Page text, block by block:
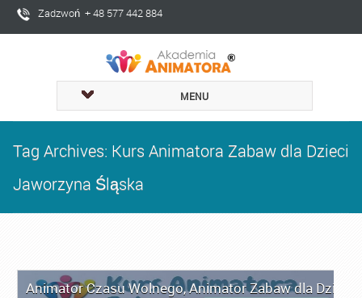
Zadzwoń + 48 577 442 884
MENU
Tag Archives: Kurs Animatora Zabaw dla Dzieci
Jaworzyna Śląska
Animator Czasu Wolnego,Animator Zabaw dla Dzieci